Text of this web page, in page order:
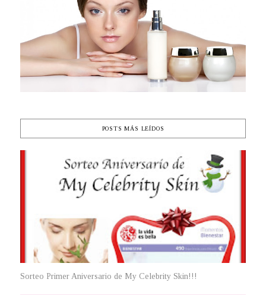
POSTS MÁS LEÍDOS
Sorteo Primer Aniversario de My Celebrity Skin!!!